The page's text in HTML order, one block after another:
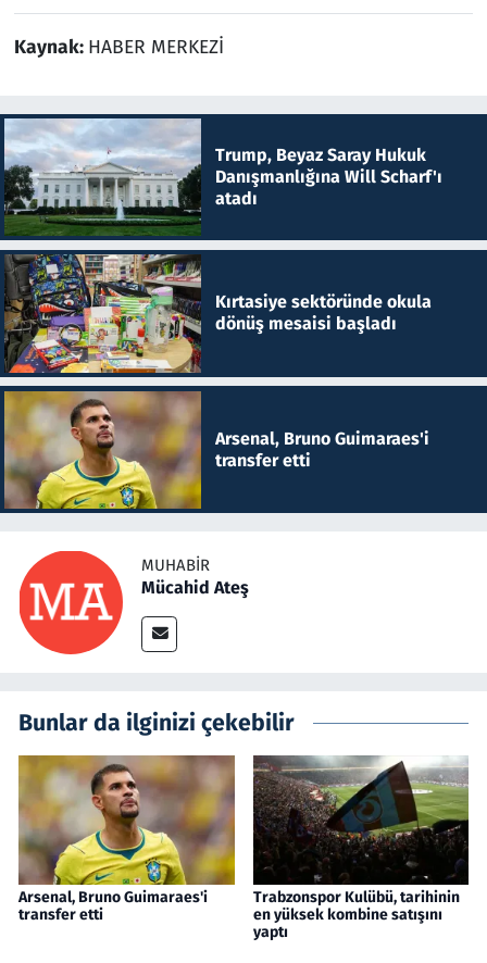
Kaynak: HABER MERKEZİ
Trump, Beyaz Saray Hukuk
Danışmanlığına Will Scharf'ı
atadı
Kırtasiye sektöründe okula
dönüş mesaisi başladı
Arsenal, Bruno Guimaraes'i
transfer etti
MUHABIR
Mücahid Ateş
Bunlar da ilginizi çekebilir
Arsenal, Bruno Guimaraes'i
transfer etti
Trabzonspor Kulübü, tarihinin
en yüksek kombine satışını
yaptı